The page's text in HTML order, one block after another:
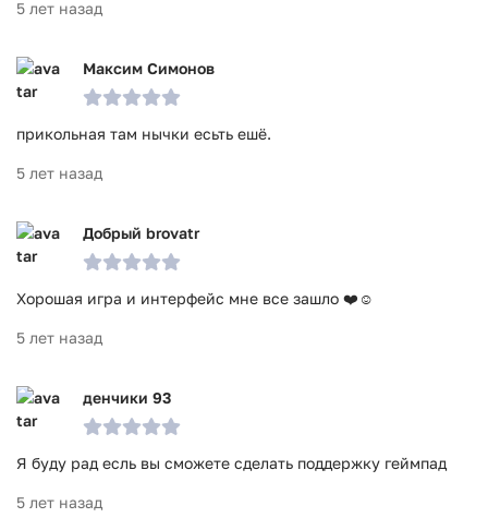
5 лет назад
Максим Симонов
прикольная там нычки есьть ешё.
5 лет назад
Добрый brovatr
Хорошая игра и интерфейс мне все зашло ❤️☺️
5 лет назад
денчики 93
Я буду рад есль вы сможете сделать поддержку геймпад
5 лет назад